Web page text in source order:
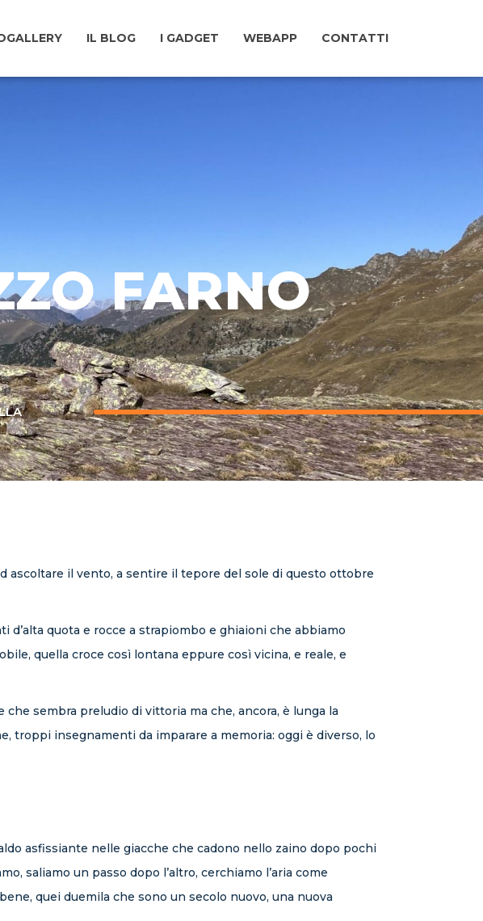
IL BLOG I GADGET WEBAPP CONTATTI
FARNO
ascoltare il vento, a sentire il tepore del sole di questo ottobre
quota e rocce a strapiombo e ghiaioni che abbiamo
quella croce così lontana eppure così vicina, e reale, e
sembra preludio di vittoria ma che, ancora, è lunga la
troppi insegnamenti da imparare a memoria: oggi è diverso, lo
asfissiante nelle giacche che cadono nello zaino dopo pochi
saliamo un passo dopo l’altro, cerchiamo l’aria come
quei duemila che sono un secolo nuovo, una nuova